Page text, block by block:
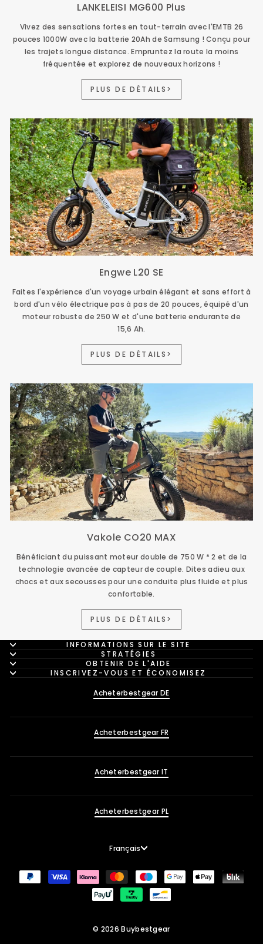
LANKELEISI MG600 Plus
Vivez des sensations fortes en tout-terrain avec l'EMTB 26
pouces 1000W avec la batterie 20Ah de Samsung ! Conçu pour
les trajets longue distance. Empruntez la route la moins
fréquentée et explorez de nouveaux horizons !
PLUS DE DÉTAILS>
Engwe L20 SE
Faites l'expérience d'un voyage urbain élégant et sans effort à
bord d'un vélo électrique pas à pas de 20 pouces, équipé d'un
moteur robuste de 250 W et d'une batterie endurante de
15,6 Ah.
PLUS DE DÉTAILS>
Vakole CO20 MAX
Bénéficiant du puissant moteur double de 750 W * 2 et de la
technologie avancée de capteur de couple. Dites adieu aux
chocs et aux secousses pour une conduite plus fluide et plus
confortable.
PLUS DE DÉTAILS>
INFORMATIONS SUR LE SITE
STRATÉGIES
OBTENIR DE L'AIDE
INSCRIVEZ-VOUS ET ÉCONOMISEZ
Acheterbestgear DE
Acheterbestgear FR
Acheterbestgear IT
Acheterbestgear PL
Langue
Français
© 2026 Buybestgear